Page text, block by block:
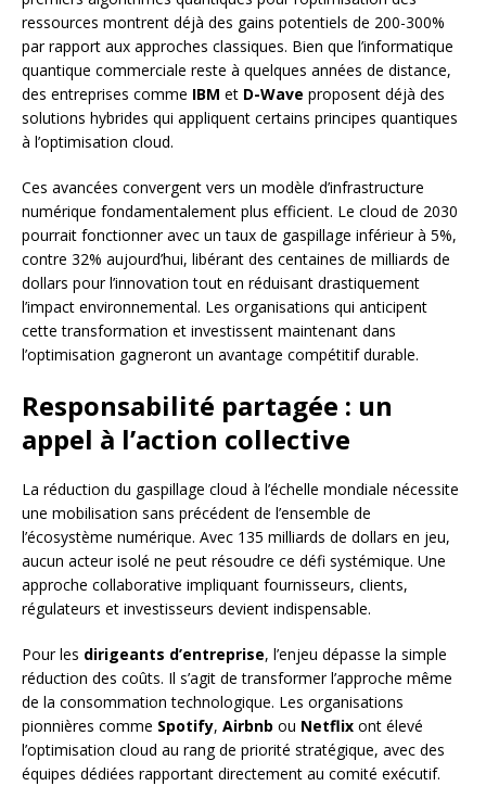
ressources montrent déjà des gains potentiels de 200-300%
par rapport aux approches classiques. Bien que l’informatique
quantique commerciale reste à quelques années de distance,
des entreprises comme IBM et D-Wave proposent déjà des
solutions hybrides qui appliquent certains principes quantiques
à l’optimisation cloud.
Ces avancées convergent vers un modèle d’infrastructure
numérique fondamentalement plus efficient. Le cloud de 2030
pourrait fonctionner avec un taux de gaspillage inférieur à 5%,
contre 32% aujourd’hui, libérant des centaines de milliards de
dollars pour l’innovation tout en réduisant drastiquement
l’impact environnemental. Les organisations qui anticipent
cette transformation et investissent maintenant dans
l’optimisation gagneront un avantage compétitif durable.
Responsabilité partagée : un
appel à l’action collective
La réduction du gaspillage cloud à l’échelle mondiale nécessite
une mobilisation sans précédent de l’ensemble de
l’écosystème numérique. Avec 135 milliards de dollars en jeu,
aucun acteur isolé ne peut résoudre ce défi systémique. Une
approche collaborative impliquant fournisseurs, clients,
régulateurs et investisseurs devient indispensable.
Pour les dirigeants d’entreprise, l’enjeu dépasse la simple
réduction des coûts. Il s’agit de transformer l’approche même
de la consommation technologique. Les organisations
pionnières comme Spotify, Airbnb ou Netflix ont élevé
l’optimisation cloud au rang de priorité stratégique, avec des
équipes dédiées rapportant directement au comité exécutif.